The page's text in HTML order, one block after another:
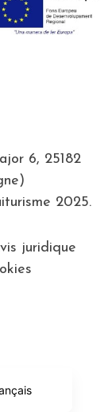
6, 25182
2025.
juridique